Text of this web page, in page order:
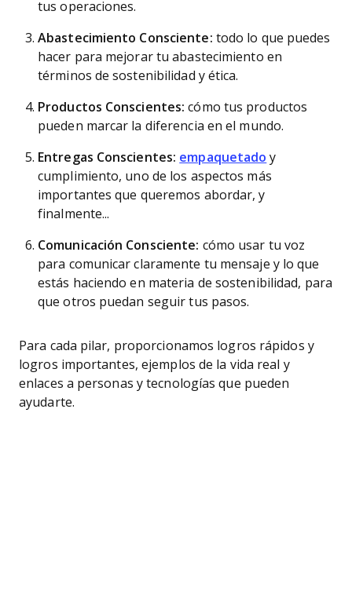
tus operaciones.
Abastecimiento Consciente: todo lo que puedes
hacer para mejorar tu abastecimiento en
términos de sostenibilidad y ética.
Productos Conscientes: cómo tus productos
pueden marcar la diferencia en el mundo.
Entregas Conscientes: empaquetado y
cumplimiento, uno de los aspectos más
importantes que queremos abordar, y
finalmente...
Comunicación Consciente: cómo usar tu voz
para comunicar claramente tu mensaje y lo que
estás haciendo en materia de sostenibilidad, para
que otros puedan seguir tus pasos.
Para cada pilar, proporcionamos logros rápidos y
logros importantes, ejemplos de la vida real y
enlaces a personas y tecnologías que pueden
ayudarte.